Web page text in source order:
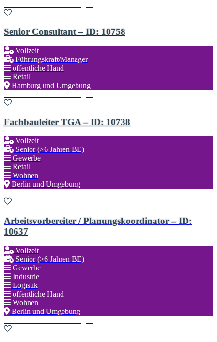
Senior Consultant – ID: 10758
Vollzeit
Führungskraft/Manager
öffentliche Hand
Retail
Hamburg und Umgebung
Fachbauleiter TGA – ID: 10738
Vollzeit
Senior (>6 Jahren BE)
Gewerbe
Retail
Wohnen
Berlin und Umgebung
Arbeitsvorbereiter / Planungskoordinator – ID:
10637
Vollzeit
Senior (>6 Jahren BE)
Gewerbe
Industrie
Logistik
öffentliche Hand
Wohnen
Berlin und Umgebung